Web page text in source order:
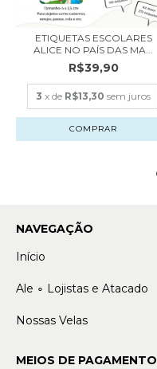
ETIQUETAS ESCOLARES
ALICE NO PAÍS DAS MA...
R$39,90
3 x de R$13,30 sem juros
COMPRAR
NAVEGAÇÃO
Início
Ale ∘ Lojistas e Atacado
Nossas Velas
MEIOS DE PAGAMENTO